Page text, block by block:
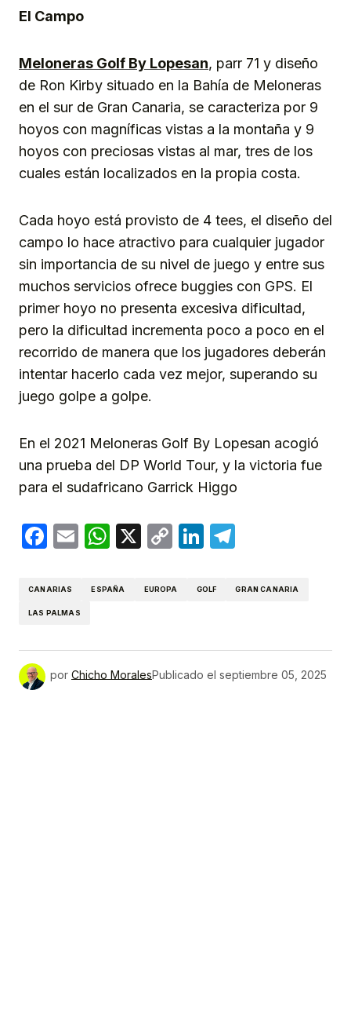
El Campo
Meloneras Golf By Lopesan, parr 71 y diseño
de Ron Kirby situado en la Bahía de Meloneras
en el sur de Gran Canaria, se caracteriza por 9
hoyos con magníficas vistas a la montaña y 9
hoyos con preciosas vistas al mar, tres de los
cuales están localizados en la propia costa.
Cada hoyo está provisto de 4 tees, el diseño del
campo lo hace atractivo para cualquier jugador
sin importancia de su nivel de juego y entre sus
muchos servicios ofrece buggies con GPS. El
primer hoyo no presenta excesiva dificultad,
pero la dificultad incrementa poco a poco en el
recorrido de manera que los jugadores deberán
intentar hacerlo cada vez mejor, superando su
juego golpe a golpe.
En el 2021 Meloneras Golf By Lopesan acogió
una prueba del DP World Tour, y la victoria fue
para el sudafricano Garrick Higgo
Facebook
EmailWhatsApp
X
CopyLinkedIn
CANARIAS ESPAÑA EUROPA GOLF GRAN CANARIA
LAS PALMAS
por Chicho MoralesPublicado el septiembre 05, 2025